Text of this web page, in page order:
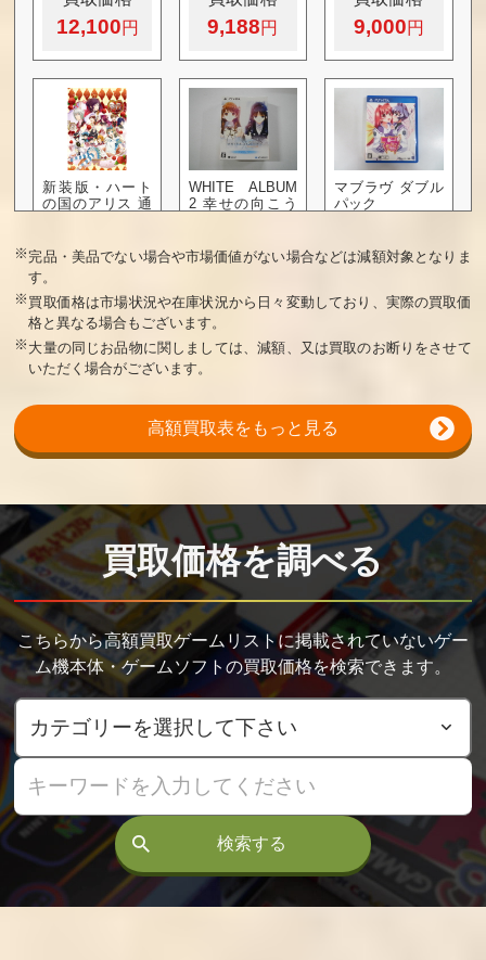
12,100 9,188 9,000
新装版・ハート
の国のアリス 通
6,000
WHITE ALBUM
2 幸せの向こう
4,200
マブラヴ ダブル
パック
4,000
かまいたちの夜
買取価格
3,600
英雄伝説 空の軌
買取価格
3,600
遙かなる時空の
買取価格
3,300
新装版 クリムゾ
ン・エンパイア
豪華版
買取価格
3,200
新装版・魔法使
いとご主人様 豪
華版
買取価格
3,200
イヴリバーステ
ラー EVE rebirth
terror 初回限定版
風雨来記3
買取価格
紺碧の章
買取価格
Starry☆Sky -Wi
nter Stories- ス
タ・スカ
買取価格
※完品・美品でない場合や市場価値がない場合などは減額対象となりま
す。
※ 買取価格は市場状況や在庫状況から日々変動しており、実際の買取価
格と異なる場合もございます。
※ 大量の同じお品物に関しましては、減額、又は買取のお断りをさせて
いただく場合がございます。
高額買取表をもっと見る
買取価格を調べる
こちらから高額買取ゲームリストに掲載されていないゲー
ム機本体・ゲームソフトの買取価格を検索できます。
検索する